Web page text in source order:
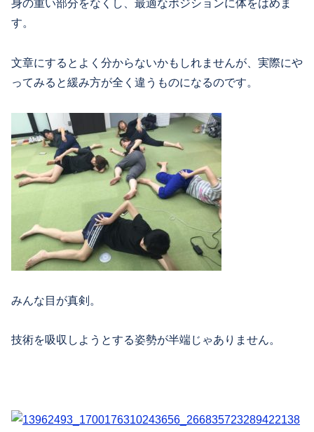
身の重い部分をなくし、最適なポジションに体をはめま
す。
文章にするとよく分からないかもしれませんが、実際にや
ってみると緩み方が全く違うものになるのです。
みんな目が真剣。
技術を吸収しようとする姿勢が半端じゃありません。